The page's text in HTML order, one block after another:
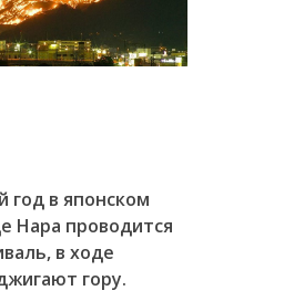
год в японском
Нара проводится
в ходе
гору.